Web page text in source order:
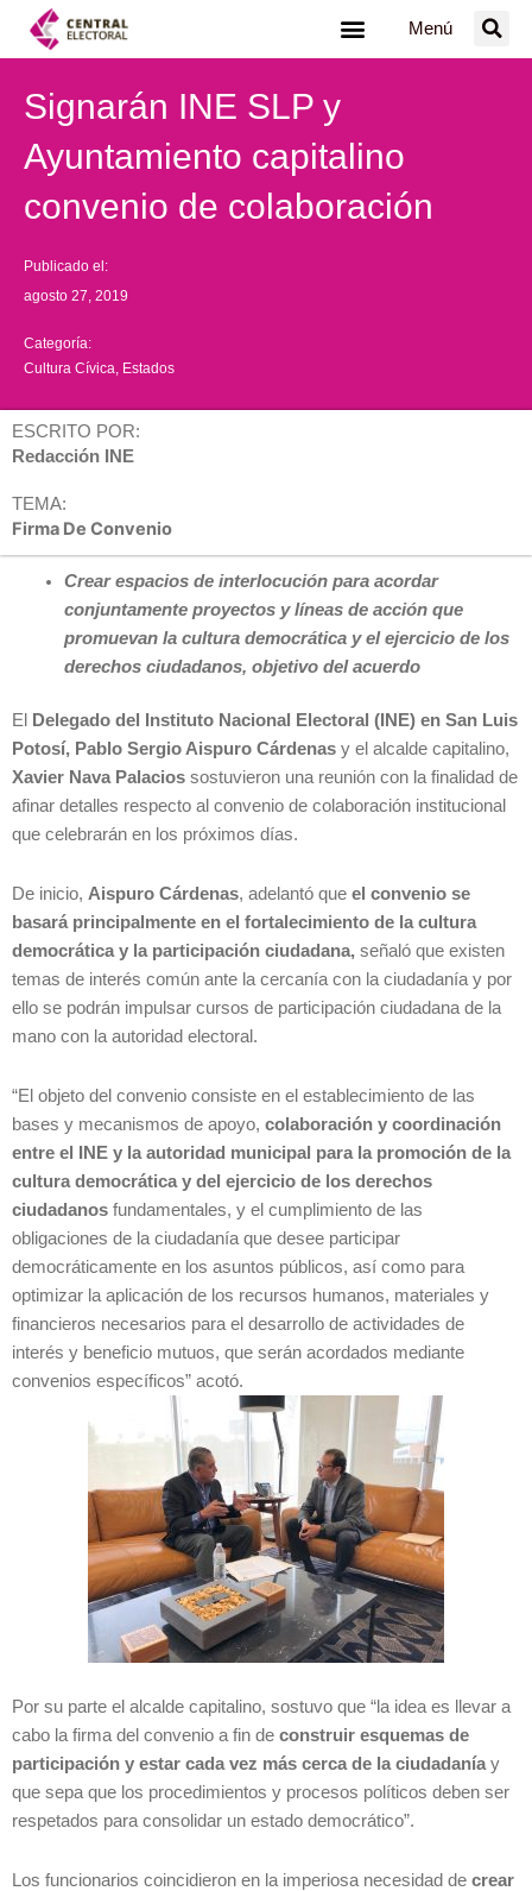
Menú
Signarán INE SLP y
Ayuntamiento capitalino
convenio de colaboración
Publicado el:
agosto 27, 2019
Categoría:
Cultura Cívica Estados
ESCRITO POR:
Redacción INE
TEMA:
Firma De Convenio
Crear espacios de interlocución para acordar
conjuntamente proyectos y líneas de acción que
promuevan la cultura democrática y el ejercicio de los
derechos ciudadanos, objetivo del acuerdo
El
Delegado del Instituto Nacional Electoral (INE) en San Luis
Potosí, Pablo Sergio Aispuro Cárdenas y el alcalde capitalino,
Xavier Nava Palacios sostuvieron una reunión con la finalidad de
afinar detalles respecto al convenio de colaboración institucional
que celebrarán en los próximos días.
De inicio, Aispuro Cárdenas, adelantó que el convenio se
basará principalmente en el fortalecimiento de la cultura
democrática y la participación ciudadana, señaló que existen
temas de interés común ante la cercanía con la ciudadanía y por
ello se podrán impulsar cursos de participación ciudadana de la
mano con la autoridad electoral.
“El objeto del convenio consiste en el establecimiento de las
bases y mecanismos de apoyo, colaboración y coordinación
entre el INE y la autoridad municipal para la promoción de la
cultura democrática y del ejercicio de los derechos
ciudadanos fundamentales, y el cumplimiento de las
obligaciones de la ciudadanía que desee participar
democráticamente en los asuntos públicos, así como para
optimizar la aplicación de los recursos humanos, materiales y
financieros necesarios para el desarrollo de actividades de
interés y beneficio mutuos, que serán acordados mediante
convenios específicos” acotó.
Por su parte el alcalde capitalino, sostuvo que “la idea es llevar a
cabo la firma del convenio a fin de construir esquemas de
participación y estar cada vez más cerca de la ciudadanía y
que sepa que los procedimientos y procesos políticos deben ser
respetados para consolidar un estado democrático”.
Los funcionarios coincidieron en la imperiosa necesidad de crear